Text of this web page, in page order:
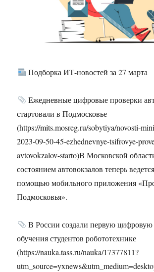
Подборка ИТ-новостей за 27 марта
Ежедневные цифровые проверки
стартовали в Подмосковье
(https://mits.mosreg.ru/sobytiya/novosti-
2023-09-50-45-ezhednevnye-tsifrovye-
avtovokzalov-starto)В Московской
состоянием автовокзалов теперь
помощью мобильного приложения
Подмосковья».
В России создали первую цифровую
обучения студентов робототехнике
(https://nauka.tass.ru/nauka/17377811?